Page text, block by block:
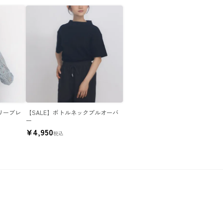
ーブレ
【SALE】ボトルネックプルオーバ
ー
¥4,950税込